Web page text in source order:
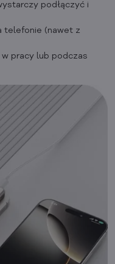
podłączyć i
telefonie (nawet z
pracy lub podczas